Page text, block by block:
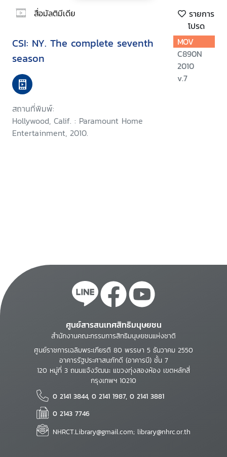
สื่อมัลติมีเดีย
รายการ
โปรด
CSI: NY. The complete seventh
season
สถานที่พิมพ์:
Hollywood, Calif. : Paramount Home
Entertainment, 2010.
MOV
C890N
2010
v.7
ศูนย์สารสนเทศสิทธิมนุษยชน
สำนักงานคณะกรรมการสิทธิมนุษยชนแห่งชาติ
ศูนย์ราชการเฉลิมพระเกียรติ 80 พรรษา 5 ธันวาคม 2550
อาคารรัฐประศาสนภักดี (อาคารบี) ชั้น 7
120 หมู่ที่ 3 ถนนแจ้งวัฒนะ แขวงทุ่งสองห้อง เขตหลักสี่
กรุงเทพฯ 10210
0 2141 3844, 0 2141 1987, 0 2141 3881
0 2143 7746
NHRCT.Library@gmail.com; library@nhrc.or.th